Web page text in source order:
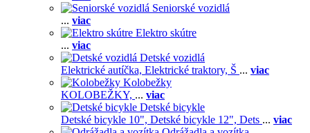
Seniorské vozidlá
... viac
Elektro skútre
... viac
Detské vozidlá
Elektrické autíčka, Elektrické traktory, Š ... viac
Kolobežky
KOLOBEŽKY, ... viac
Detské bicykle
Detské bicykle 10", Detské bicykle 12", Dets ... viac